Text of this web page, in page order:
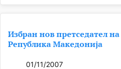
Избран нов претседател
Република Македонија
01/11/2007